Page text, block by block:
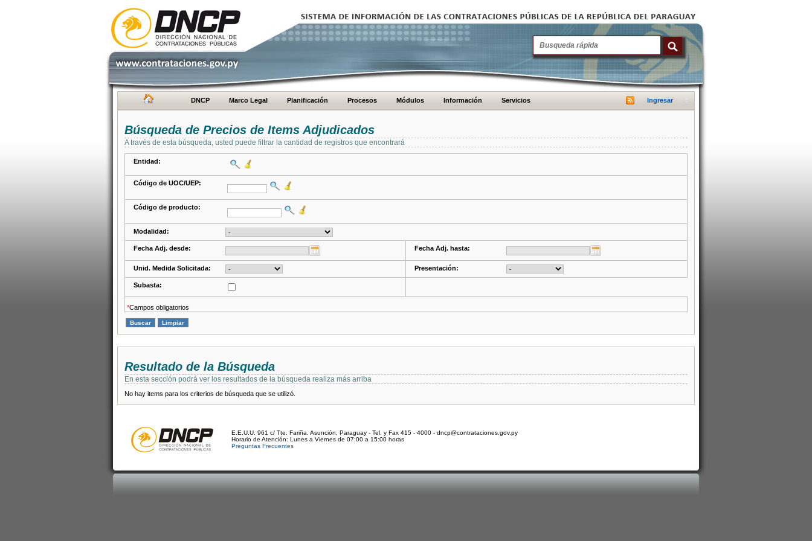
DNCP Marco Legal Planificación Procesos Módulos Información Servicios Ingresar
Búsqueda de Precios de Items Adjudicados
A través de esta búsqueda, usted puede filtrar la cantidad de registros que encontrará
Entidad:
Código de UOC/UEP:
Código de producto:
Modalidad:
Fecha Adj. desde: Fecha Adj. hasta:
Unid. Medida Solicitada: Presentación:
Subasta:
*Campos obligatorios
Resultado de la Búsqueda
En esta sección podrá ver los resultados de la búsqueda realiza más arriba
No hay items para los criterios de búsqueda que se utilizó.
E.E.U.U. 961 c/ Tte. Fariña. Asunción, Paraguay - Tel. y Fax 415 - 4000 - dncp@contrataciones.gov.py
Horario de Atención: Lunes a Viernes de 07:00 a 15:00 horas
Preguntas Frecuentes